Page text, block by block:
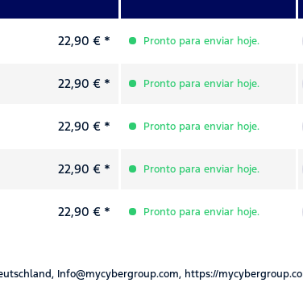
22,90 € * Pronto para enviar hoje.
22,90 € * Pronto para enviar hoje.
22,90 € * Pronto para enviar hoje.
22,90 € * Pronto para enviar hoje.
22,90 € * Pronto para enviar hoje.
Info@mycybergroup.com, https://